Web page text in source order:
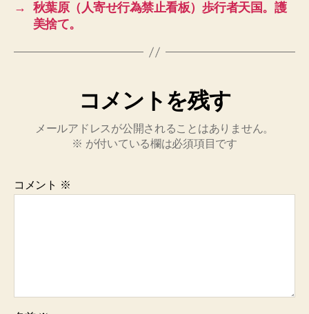
→
秋葉原（人寄せ行為禁止看板）歩行者天国。護
美捨て。
コメントを残す
メールアドレスが公開されることはありません。
※ が付いている欄は必須項目です
コメント ※